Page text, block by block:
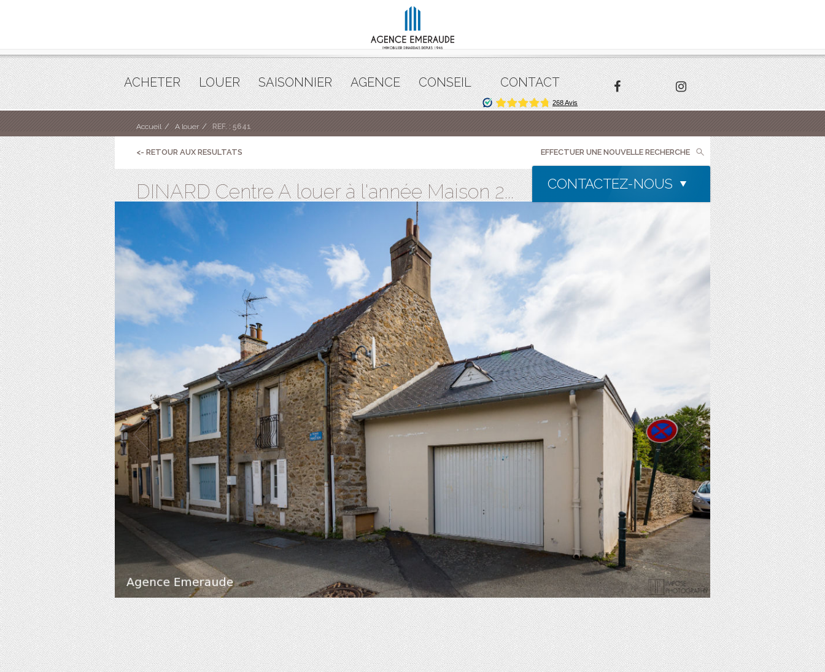
ACHETER LOUER SAISONNIER AGENCE CONSEIL CONTACT
Accueil A louer REF. : 5641
<- RETOUR AUX RESULTATS EFFECTUER UNE NOUVELLE RECHERCHE
DINARD Centre A louer à l'année Maison 2... CONTACTEZ-NOUS